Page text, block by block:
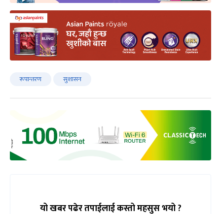
रूपान्तरण सुशासन
यो खबर पढेर तपाईलाई कस्तो महसुस भयो ?